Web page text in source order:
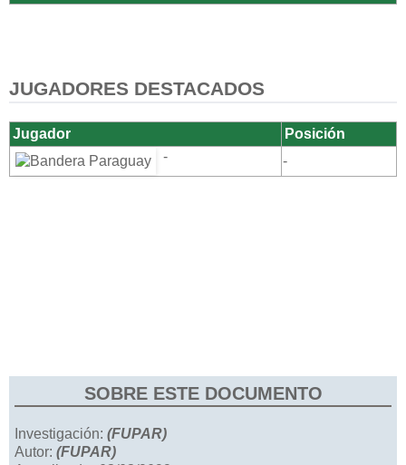
JUGADORES DESTACADOS
Jugador
Posición
-
-
SOBRE ESTE DOCUMENTO
Investigación: (FUPAR)
Autor: (FUPAR)